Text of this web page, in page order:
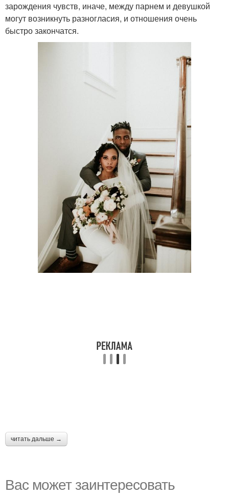
зарождения чувств, иначе, между парнем и девушкой
могут возникнуть разногласия, и отношения очень
быстро закончатся.
читать дальше →
Вас может заинтересовать